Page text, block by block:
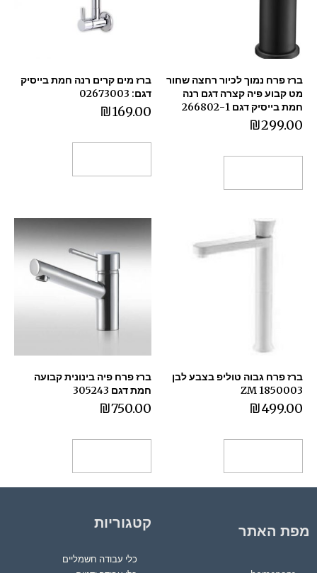
ברז פרח נמוך לכיור רחצה שחור
מט קבוע פיה קצרה דגם רנה
חמת בייסיק דגם 266802-1
₪299.00
ברז מים קרים רנה חמת בייסיק
דגם: 02673003
₪169.00
ברז פרח גבוה טוליפ בצבע לבן
1850003 ZM
₪499.00
ברז פרח פיה בינונית קבועה
חמת דגם 305243
₪750.00
מפת האתר קטגוריות
כלי עבודה חשמליים